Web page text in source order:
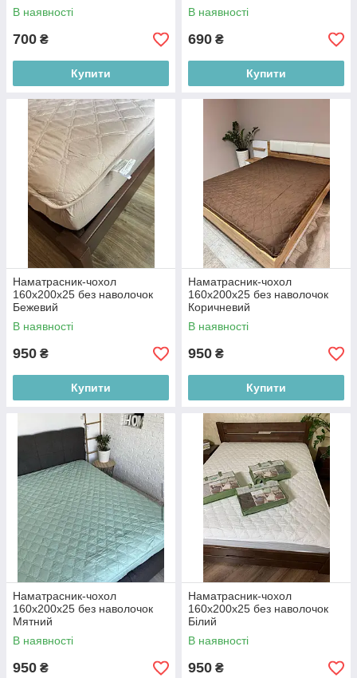
В наявності
700 ₴
Купити
В наявності
690 ₴
Купити
Наматрасник-чохол
160х200х25 без наволочок
Бежевий
В наявності
950 ₴
Купити
Наматрасник-чохол
160х200х25 без наволочок
Коричневий
В наявності
950 ₴
Купити
Наматрасник-чохол
160х200х25 без наволочок
Мятний
В наявності
950 ₴
Наматрасник-чохол
160х200х25 без наволочок
Білий
В наявності
950 ₴